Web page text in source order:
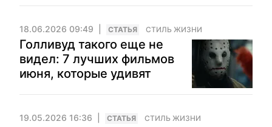
18.06.2026 09:49 CТАТЬЯ СТИЛЬ ЖИЗНИ
Голливуд такого еще не
видел: 7 лучших фильмов
июня, которые удивят
19.05.2026 16:36 CТАТЬЯ СТИЛЬ ЖИЗНИ